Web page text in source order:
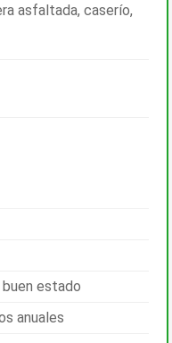
asfaltada, caserío,
buen estado
anuales